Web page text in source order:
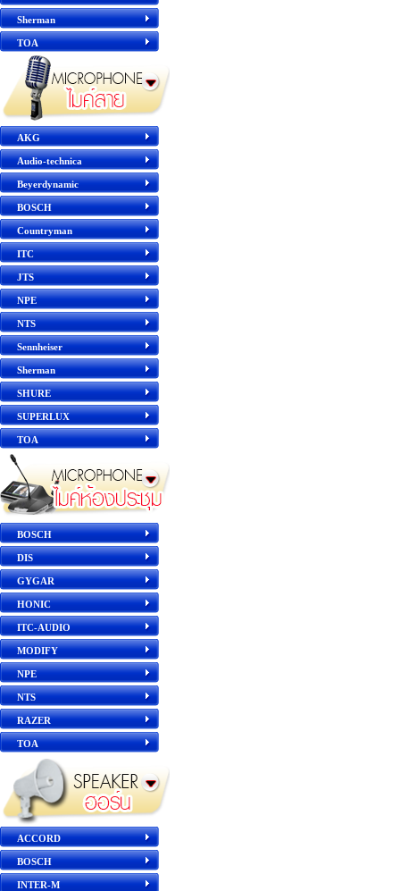
Sherman
TOA
AKG
Audio-technica
Beyerdynamic
BOSCH
Countryman
ITC
JTS
NPE
NTS
Sennheiser
Sherman
SHURE
SUPERLUX
TOA
BOSCH
DIS
GYGAR
HONIC
ITC-AUDIO
MODIFY
NPE
NTS
RAZER
TOA
ACCORD
BOSCH
INTER-M